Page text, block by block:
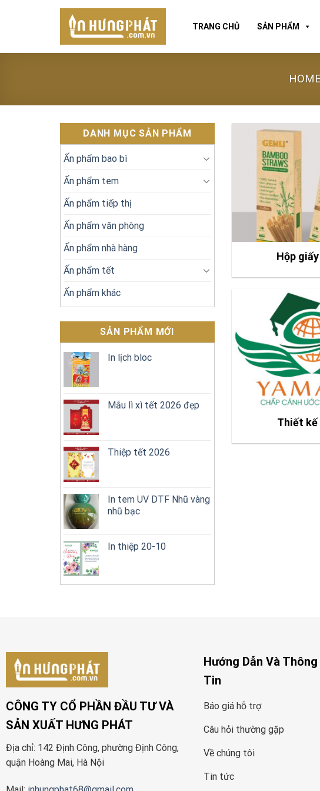
TRANG CHỦ SẢN PHẨM
DANH MỤC SẢN PHẨM
Ấn phẩm bao bì
Ấn phẩm tem
Ấn phẩm tiếp thị
Ấn phẩm văn phòng
Ấn phẩm nhà hàng
Ấn phẩm tết
Ấn phẩm khác
SẢN PHẨM MỚI
In lịch bloc
Mẫu lì xì tết 2026 đẹp
Thiệp tết 2026
In tem UV DTF Nhũ vàng
nhũ bạc
In thiệp 20-10
Hộp
Thiết kế
CÔNG TY CỔ PHẦN ĐẦU TƯ VÀ
SẢN XUẤT HƯNG PHÁT
Địa chỉ: 142 Định Công, phường Định Công,
quận Hoàng Mai, Hà Nội
Hướng Dẫn Và Thông
Tin
Báo giá hỗ trợ
Câu hỏi thường gặp
Về chúng tôi
Tin tức